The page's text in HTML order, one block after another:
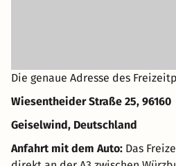
Die genaue Adresse des
Wiesentheider Straße 25, 96160
Geiselwind, Deutschland
Anfahrt mit dem Auto: Das